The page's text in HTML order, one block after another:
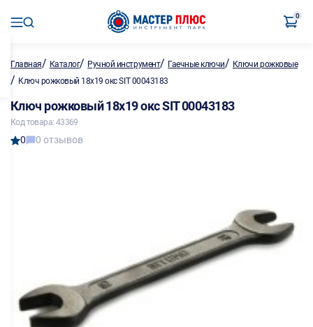
0
Главная/ Каталог/ Ручной инструмент/ Гаечные ключи/ Ключи рожковые
/ Ключ рожковый 18х19 окс SIT 00043183
Ключ рожковый 18х19 окс SIT 00043183
Код товара: 43369
0 0 отзывов